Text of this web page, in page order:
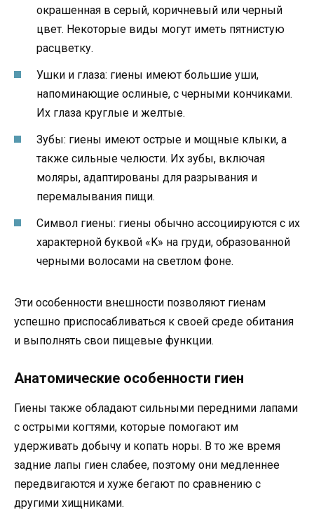
окрашенная в серый, коричневый или черный
цвет. Некоторые виды могут иметь пятнистую
расцветку.
Ушки и глаза: гиены имеют большие уши,
напоминающие ослиные, с черными кончиками.
Их глаза круглые и желтые.
Зубы: гиены имеют острые и мощные клыки, а
также сильные челюсти. Их зубы, включая
моляры, адаптированы для разрывания и
перемалывания пищи.
Символ гиены: гиены обычно ассоциируются с их
характерной буквой «K» на груди, образованной
черными волосами на светлом фоне.
Эти особенности внешности позволяют гиенам
успешно приспосабливаться к своей среде обитания
и выполнять свои пищевые функции.
Анатомические особенности гиен
Гиены также обладают сильными передними лапами
с острыми когтями, которые помогают им
удерживать добычу и копать норы. В то же время
задние лапы гиен слабее, поэтому они медленнее
передвигаются и хуже бегают по сравнению с
другими хищниками.